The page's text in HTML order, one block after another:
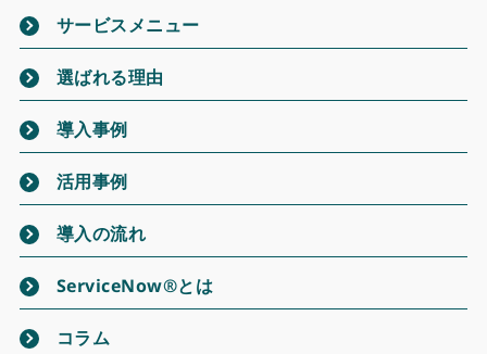
サービスメニュー
選ばれる理由
導入事例
活用事例
導入の流れ
ServiceNow®とは
コラム